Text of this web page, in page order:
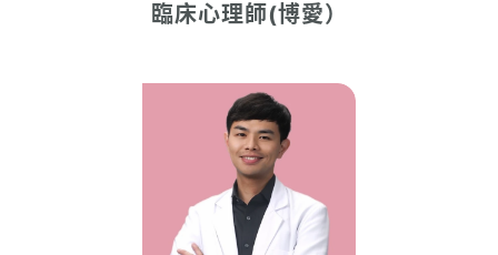
臨床心理師(博愛）